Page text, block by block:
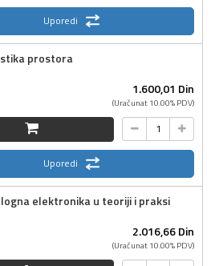
Uporedi
prostora
1.600,01 Din
(Uračunat 10.00% PDV)
Uporedi
elektronika u teoriji i praksi
2.016,66Din
(Uračunat 10.00% PDV)